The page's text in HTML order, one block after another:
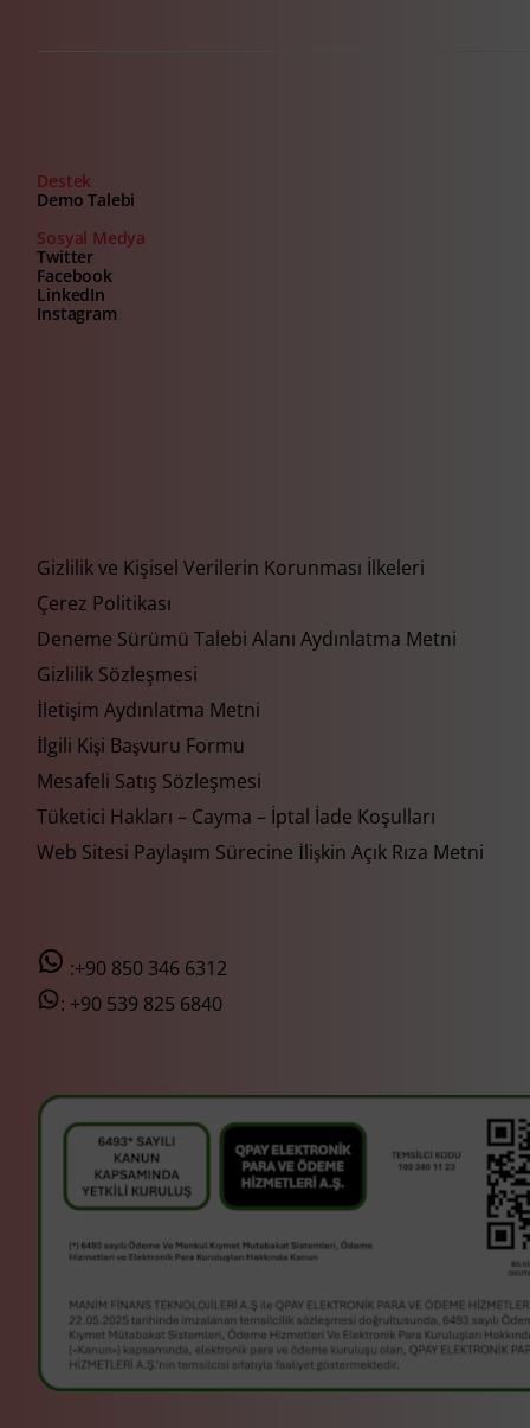
Destek
Demo Talebi
Sosyal Medya
Twitter
Facebook
LinkedIn
Instagram
Gizlilik ve Kişisel Verilerin Korunması İlkeleri
Çerez Politikası
Deneme Sürümü Talebi Alanı Aydınlatma Metni
Gizlilik Sözleşmesi
İletişim Aydınlatma Metni
İlgili Kişi Başvuru Formu
Mesafeli Satış Sözleşmesi
Tüketici Hakları – Cayma – İptal İade Koşulları
Web Sitesi Paylaşım Sürecine İlişkin Açık Rıza Metni
:+90 850 346 6312
: +90 539 825 6840